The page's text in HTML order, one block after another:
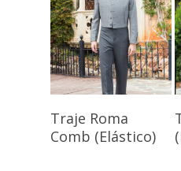
Seleccionar
Opciones
Traje Roma
Comb (Elástico)